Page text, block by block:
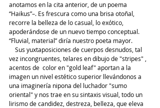
anotamos en la cita anterior, de un poema
“Haikus”–. Es frescura como una brisa otoñal,
recorre la belleza de lo casual, lo exótico,
apoderándose de un nuevo tiempo conceptual.
“Fluvial, material” diría nuestro poeta mayor.
vez incongruentes, telares en dibujo de "stripes" ,
acentos de  color en "gold leaf" aportan a la
imagen un nivel estético superior llevándonos a
una imaginería nipona del luchador "sumo
oriental" y nos trae en su sintaxis visual, todo un
lirismo de candidez, destreza, belleza, que eleva